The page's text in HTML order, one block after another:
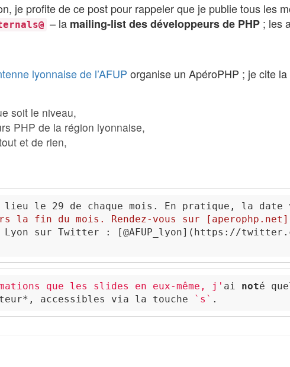
je profite de ce post pour rappeler que je publie tous les
– la mailing-list des développeurs de PHP ; les
lyonnaise de l’AFUP organise un ApéroPHP ; je cite la
soit le niveau,
PHP de la région lyonnaise,
et de rien,
lieu le 29 de chaque mois. En pratique, la date
la fin du mois. Rendez-vous sur [ aperophp.net
Lyon sur Twitter : [@AFUP_lyon]( https://
que les slides en eux-même, j' ai noté
accessibles via la touche
`s`